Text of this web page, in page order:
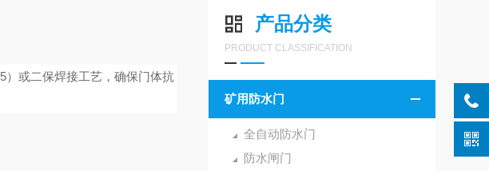
产品分类
PRODUCT CLASSIFICATION
矿用防水门
全自动防水门
防水闸门
）或二保焊接工艺，确保门体抗